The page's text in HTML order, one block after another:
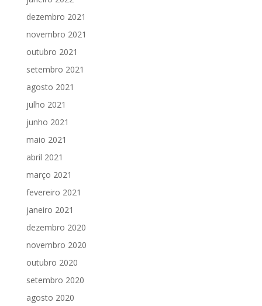
dezembro 2021
novembro 2021
outubro 2021
setembro 2021
agosto 2021
julho 2021
junho 2021
maio 2021
abril 2021
março 2021
fevereiro 2021
janeiro 2021
dezembro 2020
novembro 2020
outubro 2020
setembro 2020
agosto 2020